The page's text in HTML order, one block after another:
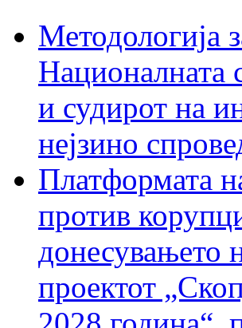
Методологија
Националната
и судирот на
нејзино
Платформата
против
донесувањето
проектот